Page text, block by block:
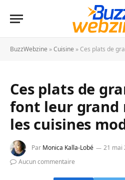
BuzzWebzine »Cuisine » Ces plats de grand-mère
Ces plats de
font leur grand
les cuisines
Par Monica Kalla-Lobé 21 mai
Aucun commentaire